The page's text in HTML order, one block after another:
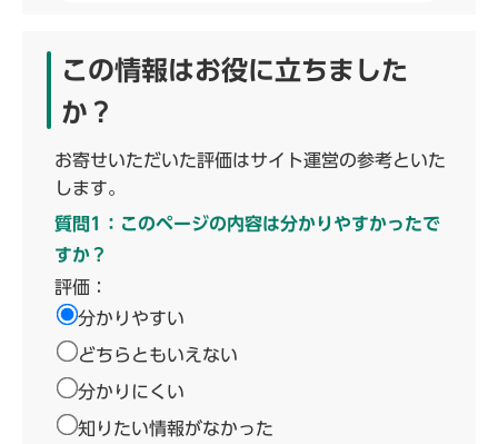
この情報はお役に立ちました
か？
お寄せいただいた評価はサイト運営の参考といた
します。
質問1：このページの内容は分かりやすかったで
すか？
評価：
分かりやすい
どちらともいえない
分かりにくい
知りたい情報がなかった